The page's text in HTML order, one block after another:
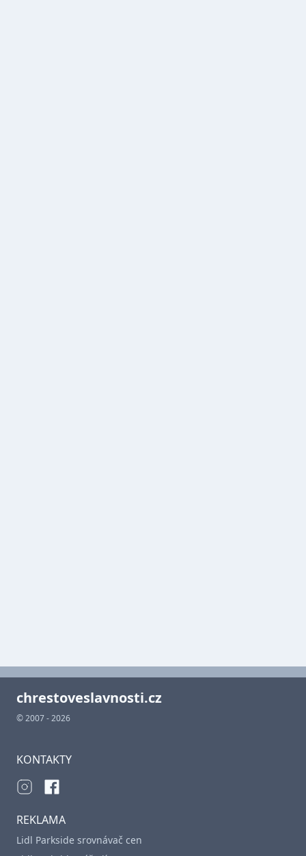
chrestoveslavnosti.cz
© 2007 - 2026
KONTAKTY
REKLAMA
Lidl Parkside srovnávač cen